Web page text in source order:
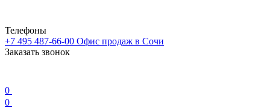
Телефоны
+7 495 487-66-00 Офис продаж в Сочи
Заказать звонок
0
0